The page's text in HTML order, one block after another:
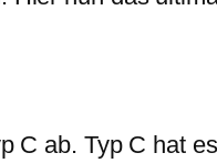
C ab. Typ C hat